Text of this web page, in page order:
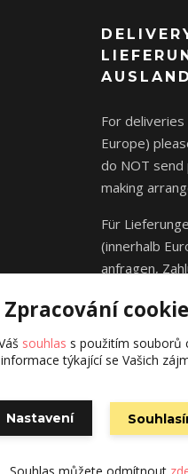
AUSLAND
For
Europe)
do NOT
making
Für
(innerhalb
anfragen,
© Kája Saudek - family 2023
Vytvořeno na
Zpracování
souhlas s použitím souborů
informace týkající se Vašich
Nastavení